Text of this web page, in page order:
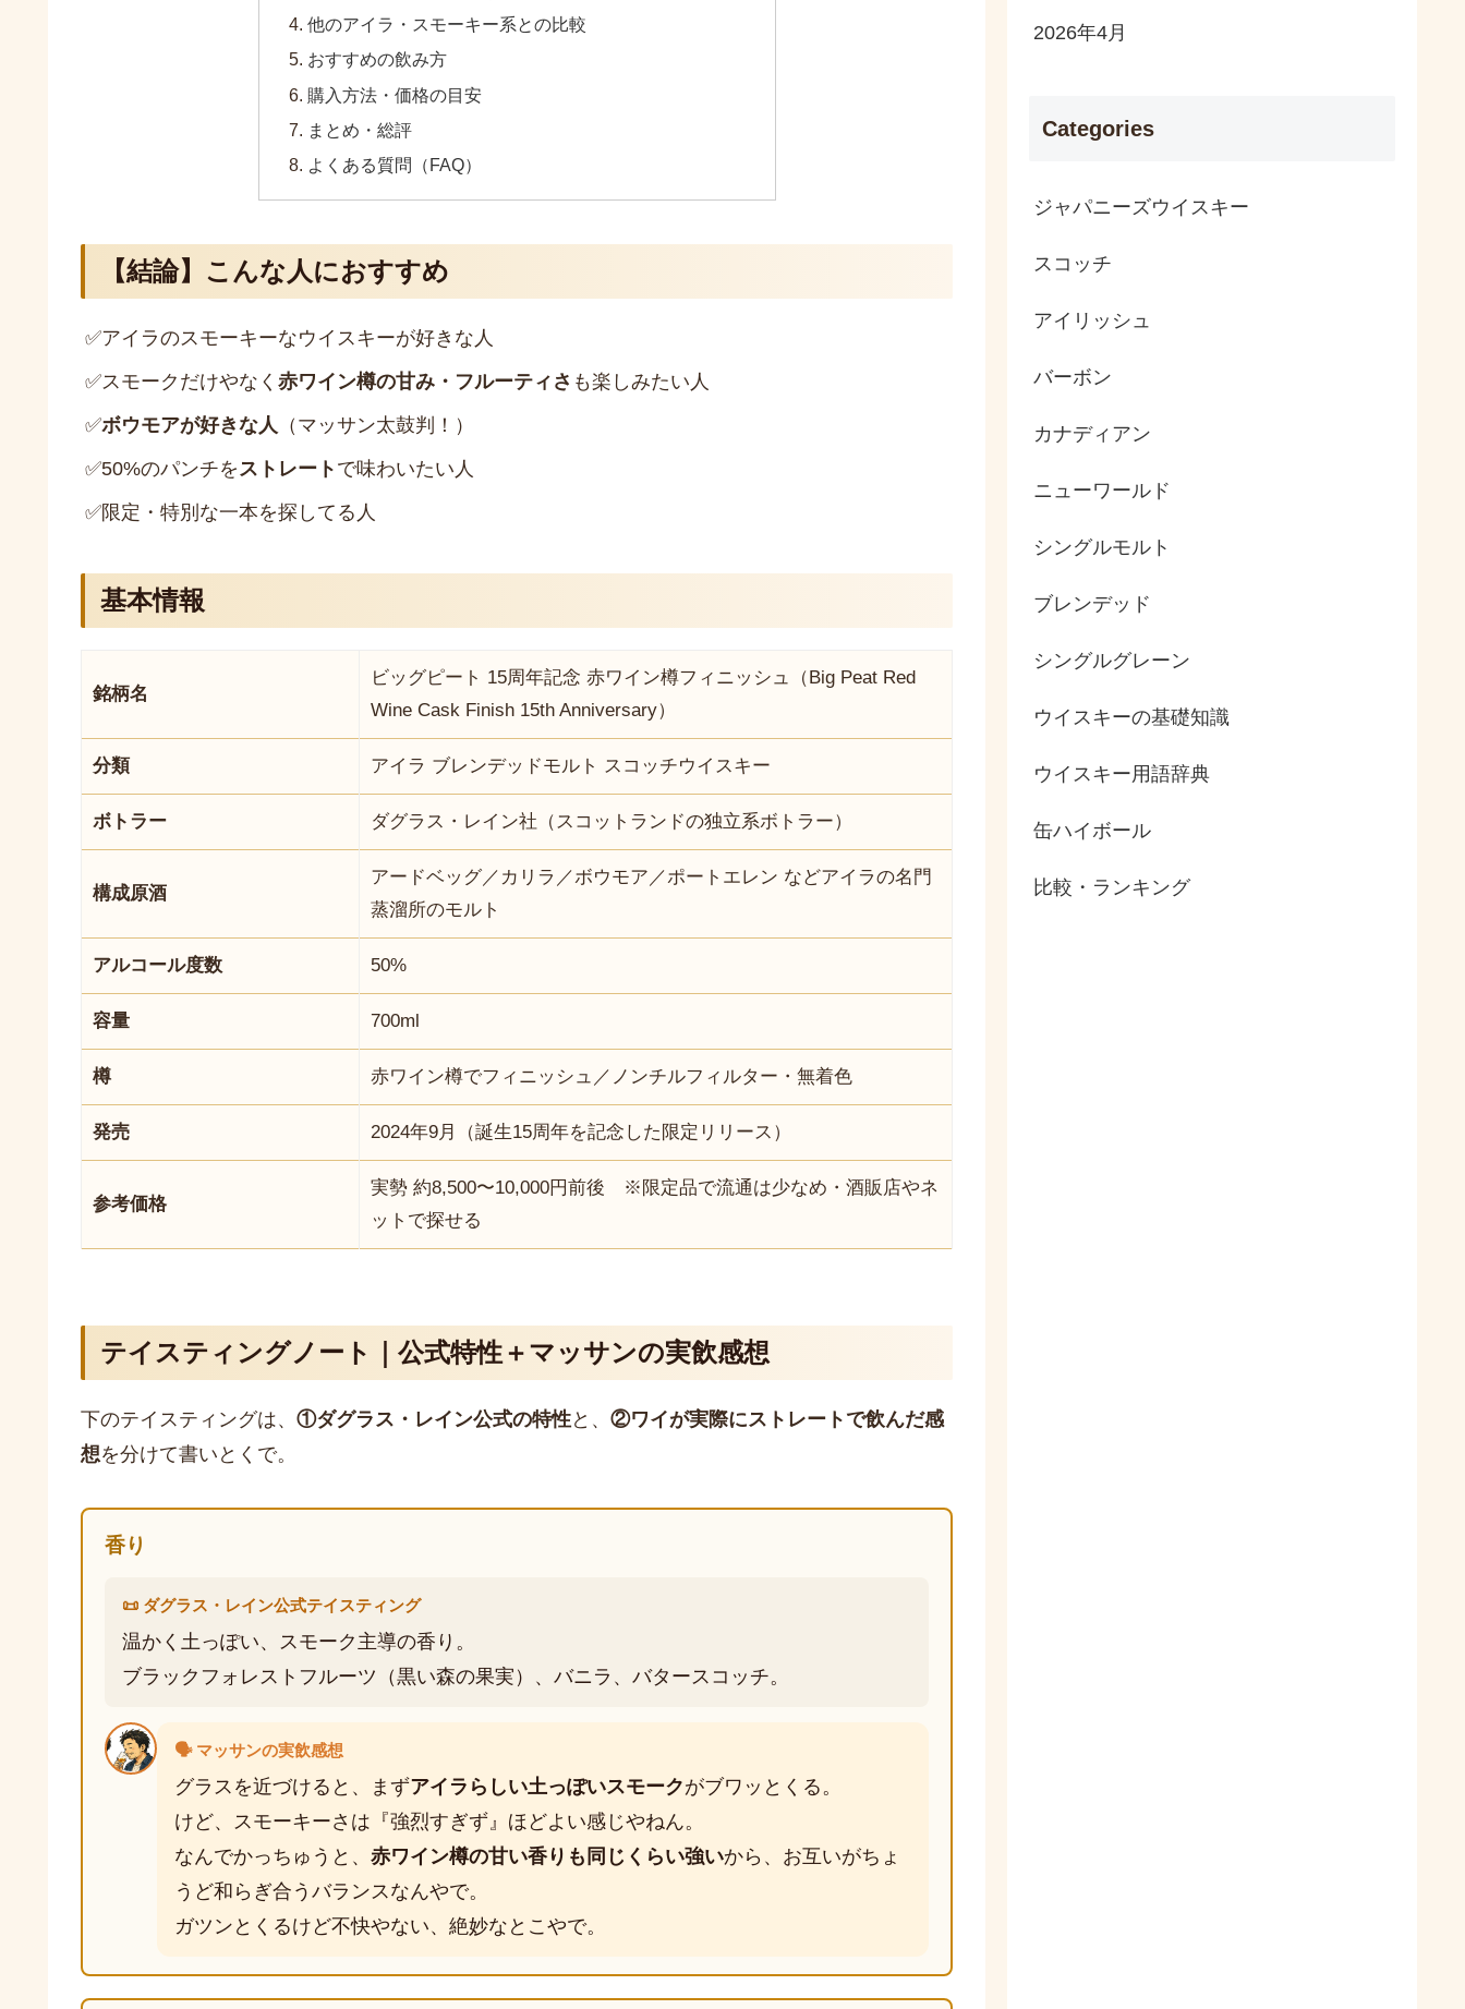
他のアイラ・スモーキー系との比較
おすすめの飲み方
購入方法・価格の目安
まとめ・総評
よくある質問（FAQ）
【結論】こんな人におすすめ
✅アイラのスモーキーなウイスキーが好きな人
✅スモークだけやなく 赤ワイン樽の甘み・フルーティさ も楽しみたい人
✅ボウモアが好きな人 （マッサン太鼓判！）
✅50%のパンチを ストレート で味わいたい人
✅限定・特別な一本を探してる人
基本情報
銘柄名
ビッグピート 15周年記念 赤ワイン樽フィニッシュ（Big Peat Red
Wine Cask Finish 15th Anniversary）
分類 アイラ ブレンデッドモルト スコッチウイスキー
ボトラー ダグラス・レイン社（スコットランドの独立系ボトラー）
構成原酒
アードベッグ／カリラ／ボウモア／ポートエレン などアイラの名門
蒸溜所のモルト
アルコール度数 50%
容量 700ml
樽 赤ワイン樽でフィニッシュ／ノンチルフィルター・無着色
発売 2024年9月（誕生15周年を記念した限定リリース）
参考価格
実勢 約8,500〜10,000円前後 ※限定品で流通は少なめ・酒販店やネ
ットで探せる
テイスティングノート｜公式特性＋マッサンの実飲感想
下のテイスティングは、 ①ダグラス・レイン公式の特性と、 ②ワイが実際にストレートで飲んだ感
想を分けて書いとくで。
香り
📜 ダグラス・レイン公式テイスティング
温かく土っぽい、スモーク主導の香り。
ブラックフォレストフルーツ（黒い森の果実）、バニラ、バタースコッチ。
🗣️ マッサンの実飲感想
グラスを近づけると、まずアイラらしい土っぽいスモークがブワッとくる。
けど、スモーキーさは『強烈すぎず』ほどよい感じやねん。
なんでかっちゅうと、 赤ワイン樽の甘い香りも同じくらい強いから、お互いがちょ
うど和らぎ合うバランスなんやで。
ガツンとくるけど不快やない、絶妙なとこやで。
2026年4月
Categories
アイリッシュ
ウイスキーの基礎知識
ウイスキー用語辞典
カナディアン
ジャパニーズウイスキー
シングルグレーン
シングルモルト
スコッチ
ニューワールド
バーボン
ブレンデッド
比較・ランキング
缶ハイボール